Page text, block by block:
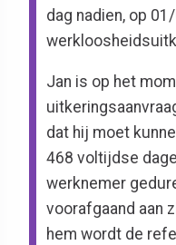
dag nadien, op
Jan is op het
dat hij moet
468 voltijdse
werknemer
voorafgaand aan
hem wordt de